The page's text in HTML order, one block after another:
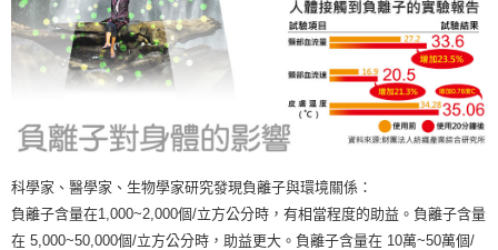
科學家、醫學家、生物學家研究發現負離子與環境關係：
負離子含量在1,000~2,000個/立方公分時，有相當程度的助益。負離子含量
在 5,000~50,000個/立方公分時，助益更大。負離子含量在 10萬~50萬個/